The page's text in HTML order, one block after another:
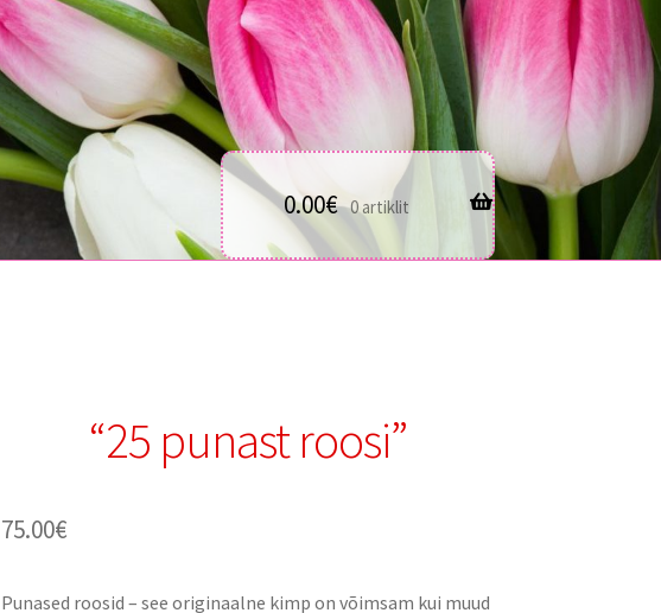
0.00€ 0 artiklit
“25 punast roosi”
75.00€
Punased roosid – see originaalne kimp on võimsam kui muud